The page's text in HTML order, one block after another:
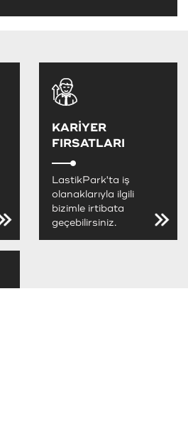
KARİYER
FIRSATLARI
LastikPark'ta iş
olanaklarıyla ilgili
bizimle irtibata
geçebilirsiniz.